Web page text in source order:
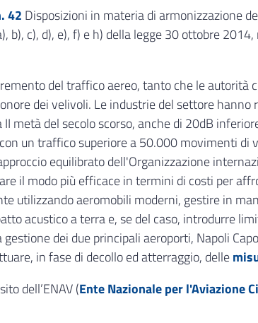
42 Disposizioni in materia di armonizzazione
c), d), e), f) e h) della legge 30 ottobre
del traffico aereo, tanto che le
dei velivoli. Le industrie del settore
metà del secolo scorso, anche di 20dB
un traffico superiore a 50.000 movimenti
equilibrato dell'Organizzazione
il modo più efficace in termini di costi per
utilizzando aeromobili moderni, gestire in
acustico a terra e, se del caso, introdurre
dei due principali aeroporti, Napoli
in fase di decollo ed atterraggio, delle
dell’ENAV (Ente Nazionale per l'Aviazione